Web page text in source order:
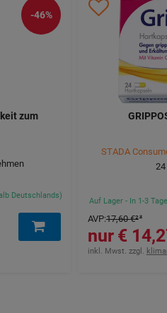
zum
Deutschlands)
-46%
STADA
24
AVP:17,60 €²
Auf Lager - In 1-3
inkl. Mwst. zzgl.